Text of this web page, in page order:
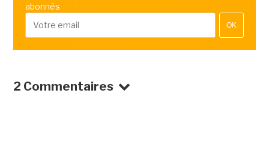
abonnés
OK
2 Commentaires